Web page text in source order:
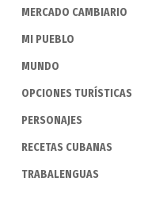
MERCADO CAMBIARIO
MI PUEBLO
MUNDO
OPCIONES TURÍSTICAS
PERSONAJES
RECETAS CUBANAS
TRABALENGUAS